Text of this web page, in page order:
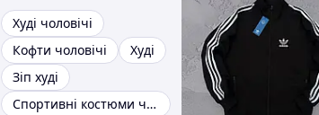
Худі чоловічі
Кофти чоловічі
Худі
Зіп худі
Спортивні костюми чоловічі adidas